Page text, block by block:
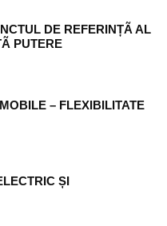
DE REFERINȚÃ AL
PUTERE
– FLEXIBILITATE
ȘI